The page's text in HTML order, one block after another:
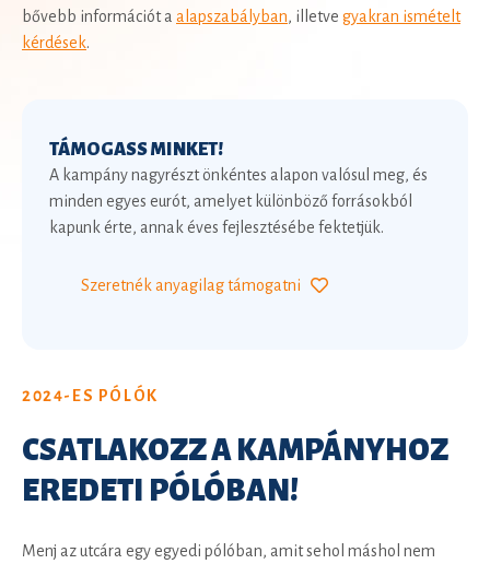
bővebb információt a alapszabályban, illetve gyakran ismételt
kérdések.
TÁMOGASS MINKET!
A kampány nagyrészt önkéntes alapon valósul meg, és
minden egyes eurót, amelyet különböző forrásokból
kapunk érte, annak éves fejlesztésébe fektetjük.
Szeretnék anyagilag támogatni
2024-ES PÓLÓK
CSATLAKOZZ A KAMPÁNYHOZ
EREDETI
PÓLÓBAN!
Menj az utcára egy egyedi pólóban, amit sehol máshol nem